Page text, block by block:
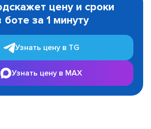
цену и сроки
за 1 минуту
Узнать цену в TG
Узнать цену в MAX